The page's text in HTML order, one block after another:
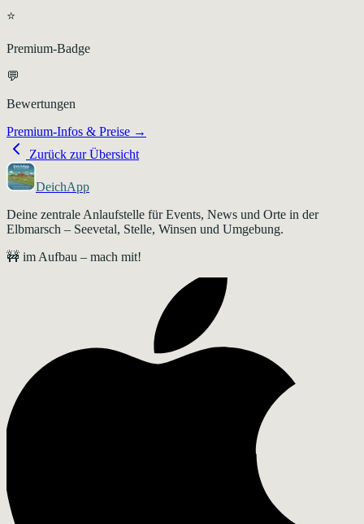
⭐
Premium-Badge
💬
Bewertungen
Premium-Infos & Preise →
Zurück zur Übersicht
DeichApp
Deine zentrale Anlaufstelle für Events, News und Orte in der
Elbmarsch – Seevetal, Stelle, Winsen und Umgebung.
🚧 im Aufbau – mach mit!